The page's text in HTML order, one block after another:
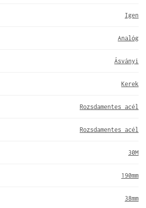
Igen
Analóg
Ásványi
Kerek
Rozsdamentes acél
Rozsdamentes acél
30M
190mm
38mm